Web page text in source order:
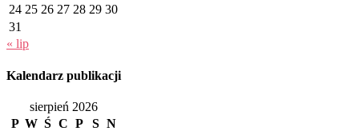
24 25 26 27 28 29 30
31
« lip
Kalendarz publikacji
sierpień 2026
P W Ś C P S N